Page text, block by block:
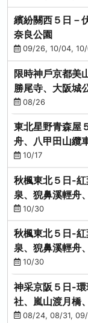
繽紛關西５日－
奈良公園
09/26, 10/04, 10/
限時神戶京都美
勝尾寺、大阪城
08/26
東北星野青森屋
舟、八甲田山纜
(不進免稅店)
10/17
秋楓東北５日-
泉、猊鼻溪輕舟
進免稅店)
10/30
秋楓東北５日-
泉、猊鼻溪輕舟
進免稅店)
10/30
神采京阪５日-
社、嵐山渡月橋
08/24, 08/31,